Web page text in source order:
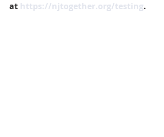
at https://njtogether.org/testing.